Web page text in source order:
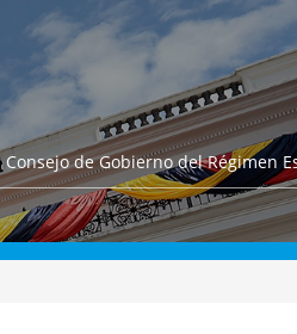
Consejo de Gobierno del Régimen